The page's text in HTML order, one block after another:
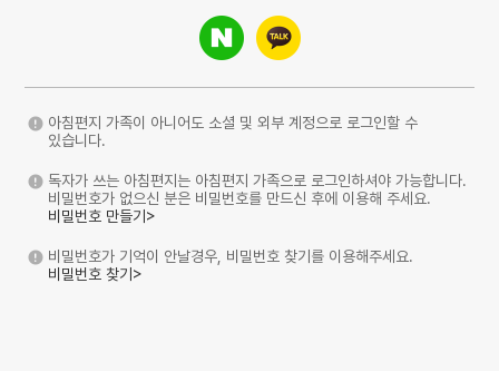
아침편지 가족이 아니어도 소셜 및 외부 계정으로 로그인할 수
있습니다.
독자가 쓰는 아침편지는 아침편지 가족으로 로그인하셔야 가능합니다.
비밀번호가 없으신 분은 비밀번호를 만드신 후에 이용해 주세요.
비밀번호 만들기>
비밀번호가 기억이 안날경우, 비밀번호 찾기를 이용해주세요.
비밀번호 찾기>